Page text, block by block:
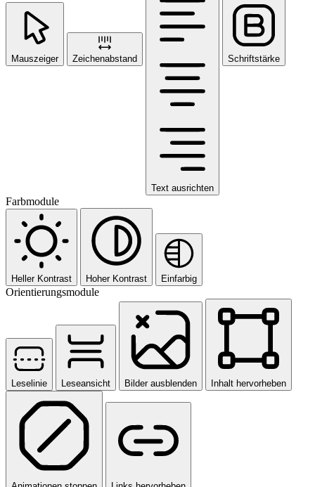
Mauszeiger Zeichenabstand
Text ausrichten
Schriftstärke
Farbmodule
Heller Kontrast Hoher Kontrast Einfarbig
Orientierungsmodule
Leselinie Leseansicht Bilder ausblenden Inhalt hervorheben